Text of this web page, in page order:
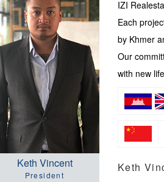
Keth Vincent
President
IZI
Each
by Khmer
Our
with new
Keth